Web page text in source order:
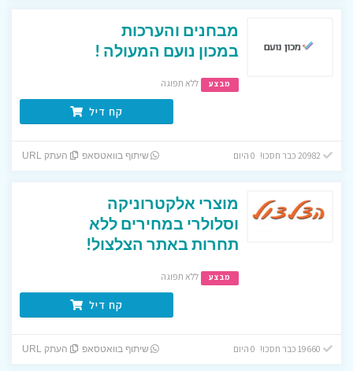
מבחנים והערכות
במכון נועם המעולה !
מבצע ללא תפוגה
קח דיל
שיתוף בוואטסאפ העתק URL
מוצרי אלקטרוניקה
וסלולרי במחירים ללא
תחרות באתר הצלצול!
מבצע ללא תפוגה
קח דיל
שיתוף בוואטסאפ העתק URL